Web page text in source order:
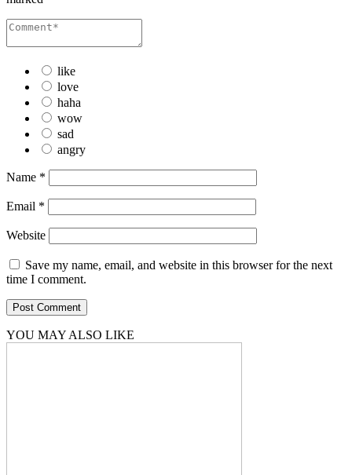
like
love
haha
wow
sad
angry
Name *
Email *
Website
Save my name, email, and website in this browser for the next
time I comment.
YOU MAY ALSO LIKE